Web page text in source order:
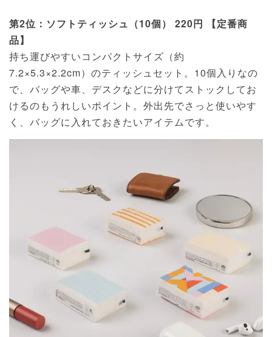
第2位：ソフトティッシュ（10個） 220円 【定番商
品】
持ち運びやすいコンパクトサイズ（約
7.2×5.3×2.2cm）のティッシュセット。10個入りなの
で、バッグや車、デスクなどに分けてストックしてお
けるのもうれしいポイント。外出先でさっと使いやす
く、バッグに入れておきたいアイテムです。